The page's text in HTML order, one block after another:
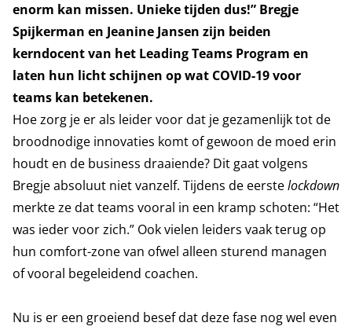
enorm kan missen. Unieke tijden dus!” Bregje
Spijkerman en Jeanine Jansen zijn beiden
kerndocent van het Leading Teams Program en
laten hun licht schijnen op wat COVID-19 voor
teams kan betekenen.
Hoe zorg je er als leider voor dat je gezamenlijk tot de
broodnodige innovaties komt of gewoon de moed erin
houdt en de business draaiende? Dit gaat volgens
Bregje absoluut niet vanzelf. Tijdens de eerstelockdown
merkte ze dat teams vooral in een kramp schoten: “Het
was ieder voor zich.” Ook vielen leiders vaak terug op
hun comfort-zone van ofwel alleen sturend managen
of vooral begeleidend coachen.
Nu is er een groeiend besef dat deze fase nog wel even